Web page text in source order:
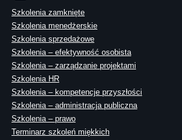
Szkolenia zamknięte
Szkolenia menedżerskie
Szkolenia sprzedażowe
Szkolenia – efektywność osobista
Szkolenia – zarządzanie projektami
Szkolenia HR
Szkolenia – kompetencje przyszłości
Szkolenia – administracja publiczna
Szkolenia – prawo
Terminarz szkoleń miękkich